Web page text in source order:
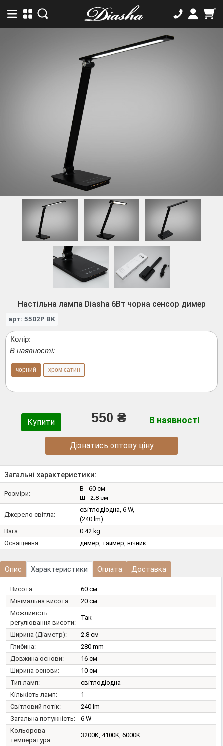
Настільна лампа Diasha 6Вт чорна сенсор димер
арт: 5502P BK
Колір:
В наявності:
чорний хром сатин
Купити 550 ₴ В наявності
Дізнатись оптову ціну
Загальні характеристики:
Розміри:
В - 60 см
Ш - 2.8 см
Джерело світла:
світлодіодна, 6 W,
(240 lm)
Вага:
0.42 kg
Оснащення:
димер, таймер, нічник
Опис Характеристики Оплата Доставка
Висота:
60 см
Мінімальна висота:
20 см
Можливість
регулювання висоти:
Так
Ширина (Діаметр):
2.8 см
Глибина:
280 mm
Довжина основи:
16 см
Ширина основи:
10 см
Тип ламп:
світлодіодна
Кількість ламп:
1
Світловий потік:
240 lm
Загальна потужність:
6 W
Кольорова
температура:
3200K, 4100K, 6000K